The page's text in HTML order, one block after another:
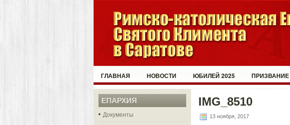
ГЛАВНАЯ НОВОСТИ ЮБИЛЕЙ 2025 ПРИЗВАНИЕ
ЕПАРХИЯ
Документы
IMG_8510
13 ноября, 2017